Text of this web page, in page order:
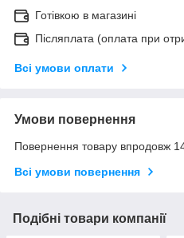
Готівкою в магазині
Післяплата (оплата при
Всі умови оплати
Умови повернення
Повернення товару впродовж
Всі умови повернення
Подібні товари компанії